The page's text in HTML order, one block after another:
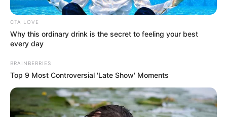
CTA LOVE
Why this ordinary drink is the secret to feeling your best
every day
BRAINBERRIES
Top 9 Most Controversial 'Late Show' Moments